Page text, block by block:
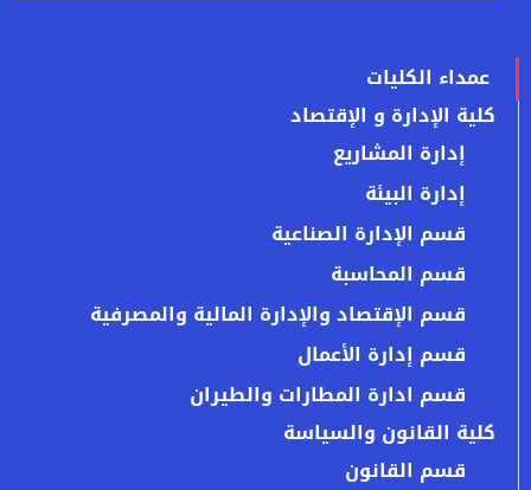
عمداء الكليات
كلية الإدارة و الإقتصاد
إدارة المشاريع
إدارة البيئة
قسم الإدارة الصناعية
قسم المحاسبة
قسم الإقتصاد والإدارة المالية والمصرفية
قسم إدارة الأعمال
قسم ادارة المطارات والطيران
كلية القانون والسياسة
قسم القانون